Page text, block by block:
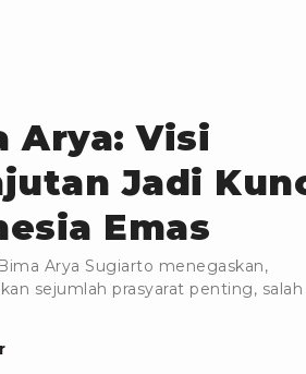
Arya: Visi
Jadi
Emas
Arya Sugiarto menegaskan,
sejumlah prasyarat penting, salah